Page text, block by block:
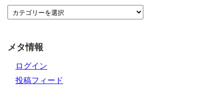
メタ情報
ログイン
投稿フィード